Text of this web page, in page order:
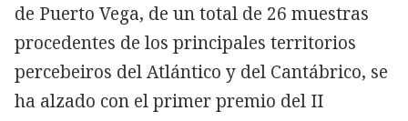
de Puerto Vega, de un total de 26 muestras
procedentes de los principales territorios
percebeiros del Atlántico y del Cantábrico, se
ha alzado con el primer premio del II